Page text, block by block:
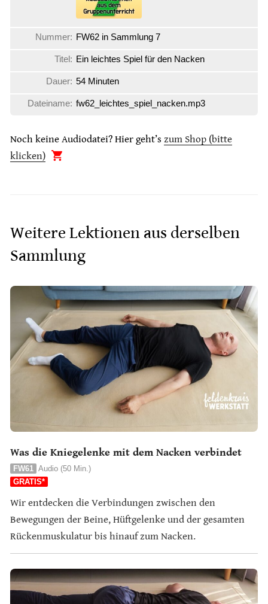
Nummer: FW62 in Sammlung 7
Titel: Ein leichtes Spiel für den Nacken
Dauer: 54 Minuten
Dateiname: fw62_leichtes_spiel_nacken.mp3
Noch keine Audiodatei? Hier geht’s zum Shop (bitte
klicken)
Weitere Lektionen aus derselben
Sammlung
Was die Kniegelenke mit dem Nacken verbindet
FW61 Audio (50 Min.)
GRATIS*
Wir entdecken die Verbindungen zwischen den
Bewegungen der Beine, Hüftgelenke und der gesamten
Rückenmuskulatur bis hinauf zum Nacken.